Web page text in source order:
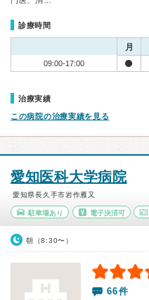
診療時間
月
09:00-17:00
治療実績
この病院の治療実績を見る
愛知医科大学病院
愛知県長久手市岩作雁又
駐車場あり 電子決済可
朝（8:30〜）
66件